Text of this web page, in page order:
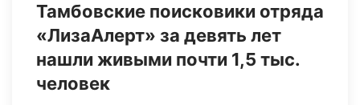
Тамбовские поисковики отряда
«ЛизаАлерт» за девять лет
нашли живыми почти 1,5 тыс.
человек